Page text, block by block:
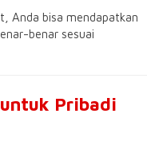
Anda bisa mendapatkan
benar sesuai
Pribadi